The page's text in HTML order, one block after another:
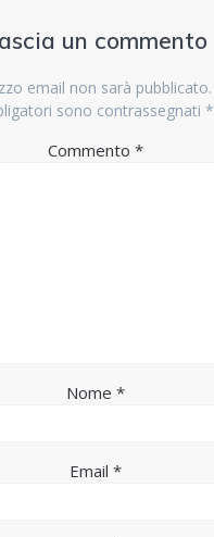
un commento
email non sarà pubblicato.
sono contrassegnati *
Commento *
Nome *
Email *